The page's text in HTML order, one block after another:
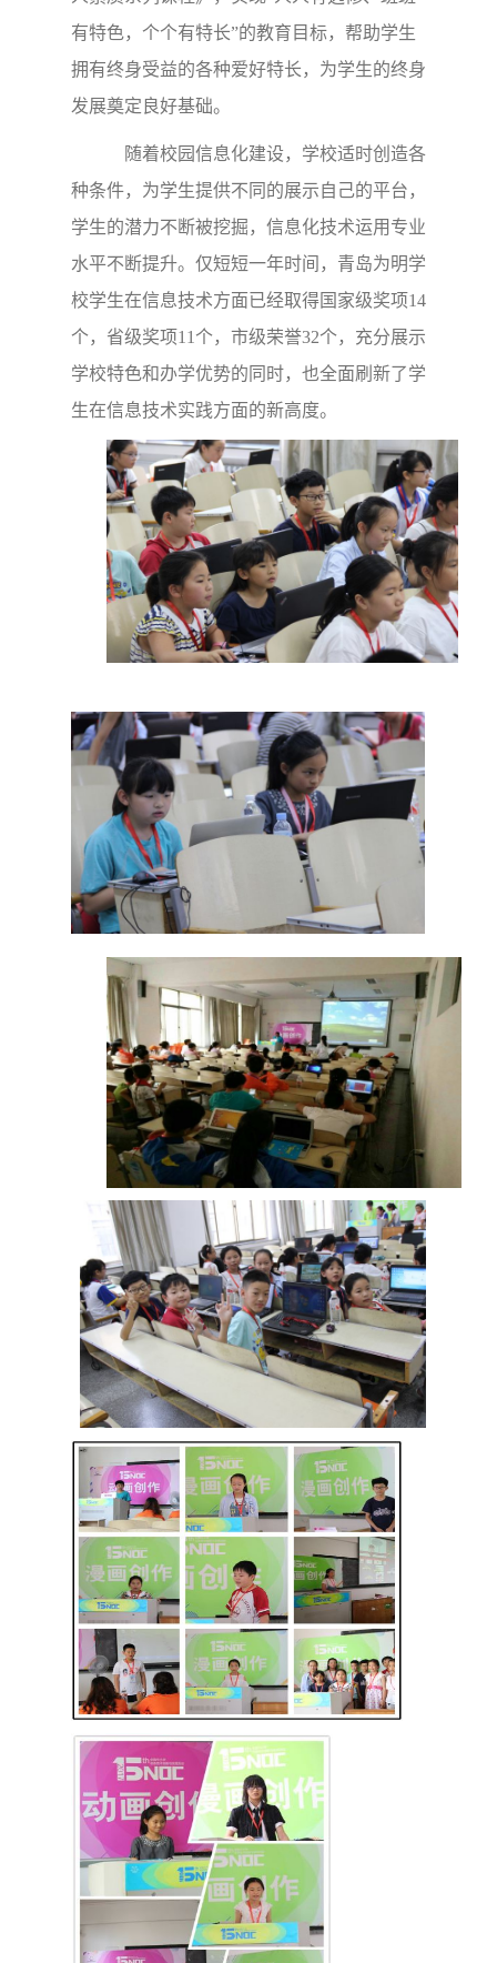
有特色，个个有特长”的教育目标，帮助学生
拥有终身受益的各种爱好特长，为学生的终身
发展奠定良好基础。
随着校园信息化建设，学校适时创造各
种条件，为学生提供不同的展示自己的平台，
学生的潜力不断被挖掘，信息化技术运用专业
水平不断提升。仅短短一年时间，青岛为明学
校学生在信息技术方面已经取得国家级奖项14
个，省级奖项11个，市级荣誉32个，充分展示
学校特色和办学优势的同时，也全面刷新了学
生在信息技术实践方面的新高度。